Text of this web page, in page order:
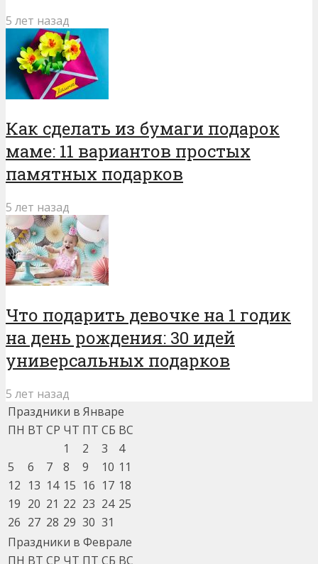
5 лет назад
Как сделать из бумаги подарок
маме: 11 вариантов простых
памятных подарков
5 лет назад
Что подарить девочке на 1 годик
на день рождения: 30 идей
универсальных подарков
5 лет назад
Праздники в Январе
ПН ВТ СР ЧТ ПТ СБ ВС
1
2 3
4
5
6 7 8 9 10 11
12 13 14 15 16 17 18
19 20 21 22 23 24 25
26 27 28 29 30 31
Праздники в Феврале
ПН ВТ СР ЧТ ПТ СБ ВС